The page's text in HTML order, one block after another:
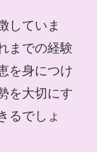
していま
までの経験
を身につけ
を大切にす
るでしょ